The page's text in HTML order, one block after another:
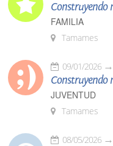
Construyendo
FAMILIA
Tamames
09/01/2026
Construyendo
JUVENTUD
Tamames
08/05/2026